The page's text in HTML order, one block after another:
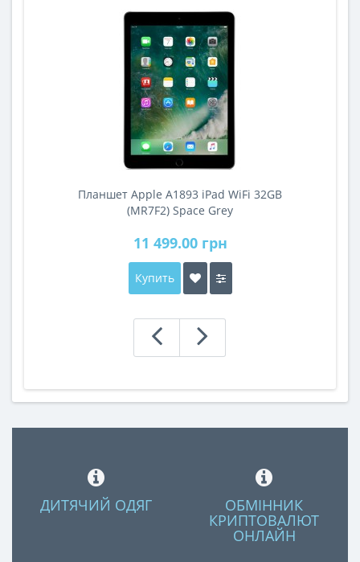
Планшет Apple A1893 iPad WiFi 32GB
(MR7F2) Space Grey
11 499.00 грн
Купить
ДИТЯЧИЙ ОДЯГ ОБМІННИК
КРИПТОВАЛЮТ
ОНЛАЙН